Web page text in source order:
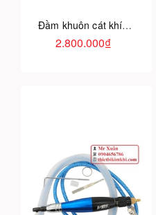
Đầm khuôn cát khí nén
2.800.000₫